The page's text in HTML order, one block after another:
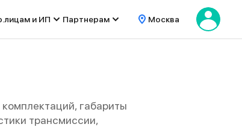
и ИП Партнерам Москва
габариты
трансмиссии,